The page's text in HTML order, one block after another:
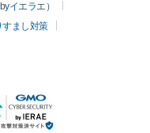
イエラエ）
すまし対策